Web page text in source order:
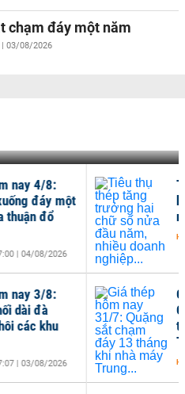
chạm đáy một năm
| 03/08/2026
nay 4/8:
đáy một
đổ
| 04/08/2026
nay 3/8:
dài đà
các khu
| 03/08/2026